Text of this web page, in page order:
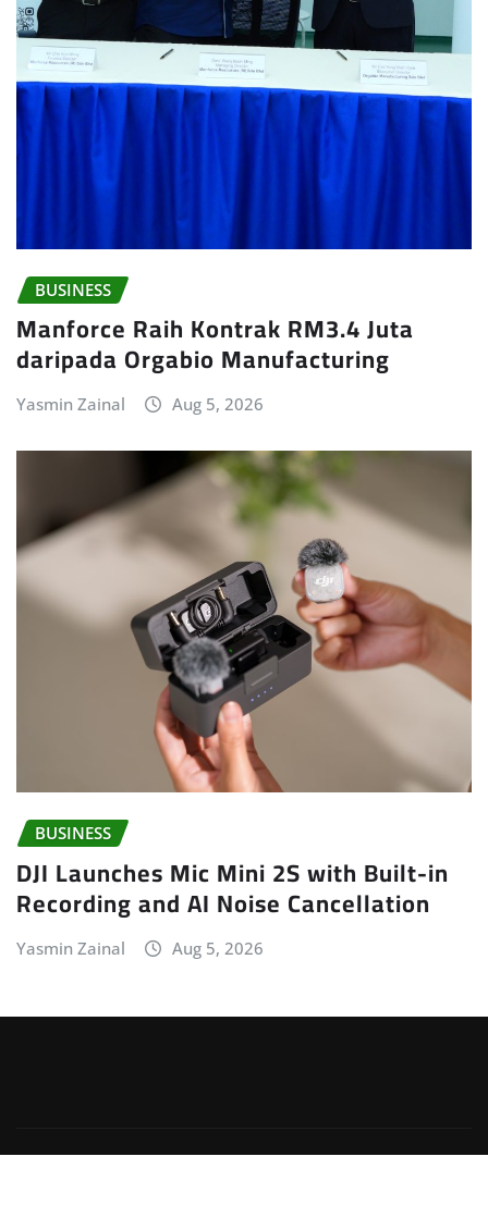
BUSINESS
Manforce Raih Kontrak RM3.4 Juta
daripada Orgabio Manufacturing
Yasmin Zainal Aug 5, 2026
BUSINESS
DJI Launches Mic Mini 2S with Built-in
Recording and AI Noise Cancellation
Yasmin Zainal Aug 5, 2026